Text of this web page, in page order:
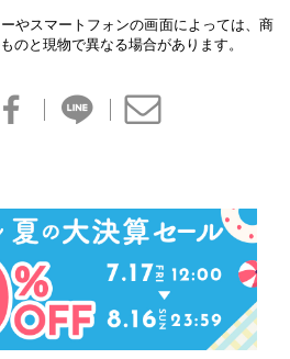
やスマートフォンの画面によっては、商
のと現物で異なる場合があります。